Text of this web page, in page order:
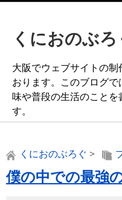
くにおのぶろ
大阪でウェブサイトの
おります。このブログ
味や普段の生活のことを
す。
くにおのぶろぐ >
僕の中での最強